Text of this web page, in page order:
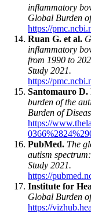
inflammatory
Global Burden
https://
Ruan G. et al.
inflammatory
from 1990 to
Study 2021.
https://
Santomauro D.
burden of the
Burden of
https://
PubMed. The
autism
Study 2021.
https://
Institute for
Global Burden
https://